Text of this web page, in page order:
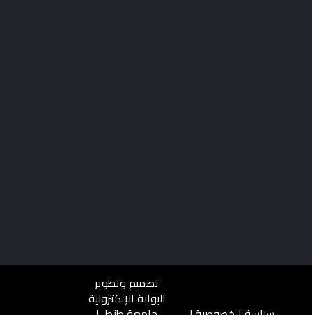
تصميم وتطوير
البوابة الإلكترونية